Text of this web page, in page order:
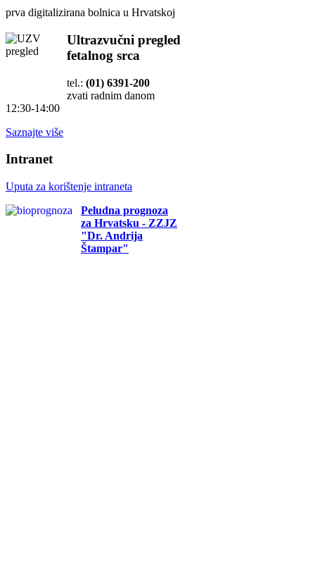
prva digitalizirana bolnica u Hrvatskoj
Ultrazvučni pregled
fetalnog srca
tel.: (01) 6391-200
zvati radnim danom
12:30-14:00
Saznajte više
Intranet
Uputa za korištenje intraneta
Peludna prognoza
za Hrvatsku - ZZJZ
"Dr. Andrija
Štampar"